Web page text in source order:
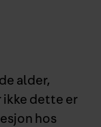
alder,
ikke dette er
hos